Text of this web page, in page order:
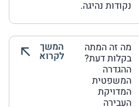
נקודות נהיגה.
מה זה המתה
בקלות דעת?
ההגדרה
המשפטית
המדויקת
העבירה
המשך
לקרוא